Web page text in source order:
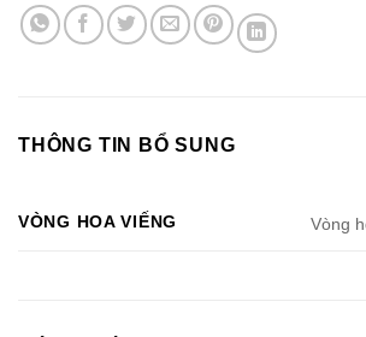
THÔNG TIN BỔ SUNG
VÒNG HOA VIẾNG Vòng